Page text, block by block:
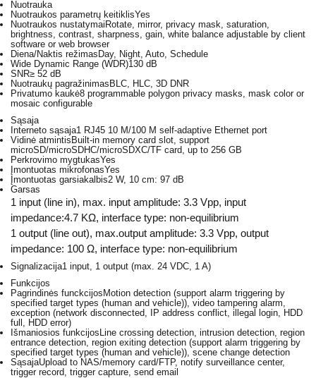
Nuotrauka
Nuotraukos parametrų keitiklisYes
Nuotraukos nustatymaiRotate, mirror, privacy mask, saturation,
brightness, contrast, sharpness, gain, white balance adjustable by client
software or web browser
Diena/Naktis režimasDay, Night, Auto, Schedule
Wide Dynamic Range (WDR)130 dB
SNR≥ 52 dB
Nuotraukų pagražinimasBLC, HLC, 3D DNR
Privatumo kaukė8 programmable polygon privacy masks, mask color or
mosaic configurable
Sąsaja
Interneto sąsaja1 RJ45 10 M/100 M self-adaptive Ethernet port
Vidinė atmintisBuilt-in memory card slot, support
microSD/microSDHC/microSDXC/TF card, up to 256 GB
Perkrovimo mygtukasYes
Įmontuotas mikrofonasYes
Įmontuotas garsiakalbis2 W, 10 cm: 97 dB
Garsas
1 input (line in), max. input amplitude: 3.3 Vpp, input
impedance:4.7 KΩ, interface type: non-equilibrium
1 output (line out), max.output amplitude: 3.3 Vpp, output
impedance: 100 Ω, interface type: non-equilibrium
Signalizacija1 input, 1 output (max. 24 VDC, 1 A)
Funkcijos
Pagrindinės funckcijos Motion detection (support alarm triggering by
specified target types (human and vehicle)), video tampering alarm,
exception (network disconnected, IP address conflict, illegal login, HDD
full, HDD error)
Išmaniosios funkcijos Line crossing detection, intrusion detection, region
entrance detection, region exiting detection (support alarm triggering by
specified target types (human and vehicle)), scene change detection
SąsajaUpload to NAS/memory card/FTP, notify surveillance center,
trigger record, trigger capture, send email